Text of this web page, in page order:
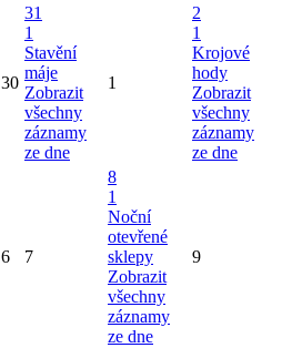
30
31
1
Stavění
máje
Zobrazit
všechny
záznamy
ze dne
1
2
1
Krojové
hody
Zobrazit
všechny
záznamy
ze dne
6 7
8
1
Noční
otevřené
sklepy
Zobrazit
všechny
záznamy
ze dne
9